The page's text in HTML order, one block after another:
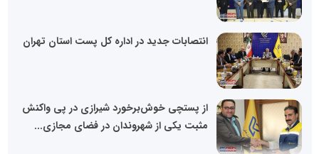
انتصابات جدید در اداره کل پست استان تهران
از پستچی خوش‌برخورد شیرازی در پی واکنش
مثبت یکی از شهروندان در فضای مجازی...